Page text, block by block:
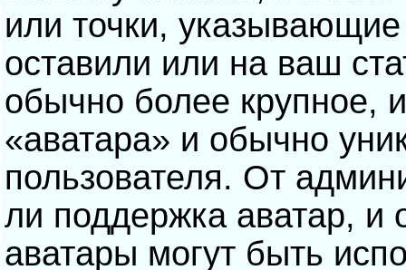
или точки,
оставили или на ваш
обычно более крупное,
«аватара» и обычно
пользователя. От
ли поддержка аватар, и
аватары могут быть